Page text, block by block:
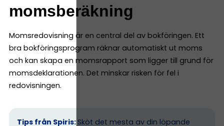
momsberäkning
Momsredovisning är en central del av bokföringen. Ett
bra bokföringsprogram räknar automatiskt ut moms
och kan skapa en momsrapport som ligger till grund för
momsdeklarationen. Det minskar risken för fel i
redovisningen.
Tips från Spiris: Sköt det mesta av din löpande